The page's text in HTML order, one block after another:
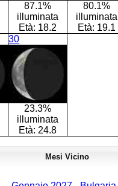
87.1%
illuminata
Età: 18.2
80.1%
illuminata
Età: 19.1
30
23.3%
illuminata
Età: 24.8
Mesi Vicino